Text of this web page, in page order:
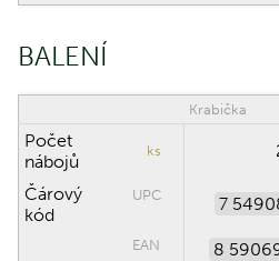
BALENÍ
Krabička
Počet
nábojů
ks
Čárový
kód
UPC 7
EAN 8